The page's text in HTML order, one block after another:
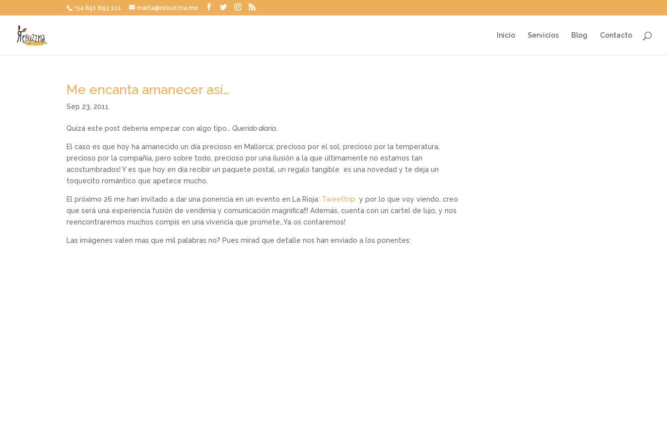
+34 651 693 111 marta@rebuzzna.me
Inicio Servicios Blog Contacto
Me encanta amanecer así…
Sep 23, 2011
Quizá este post debería empezar con algo tipo…Querido diario…
El caso es que hoy ha amanecido un día precioso en Mallorca; precioso por el sol, precioso por la temperatura,
precioso por la compañía, pero sobre todo, precioso por una ilusión a la que últimamente no estamos tan
acostumbrados! Y es que hoy en día recibir un paquete postal, un regalo tangible es una novedad y te deja un
toquecito romántico que apetece mucho.
El próximo 26 me han invitado a dar una ponencia en un evento en La Rioja: Tweettrip y por lo que voy viendo, creo
que será una experiencia fusión de vendimia y comunicación magnífica!!! Además, cuenta con un cartel de lujo, y nos
reencontraremos muchos compis en una vivencia que promete…Ya os contaremos!
Las imágenes valen mas que mil palabras no? Pues mirad que detalle nos han enviado a los ponentes: